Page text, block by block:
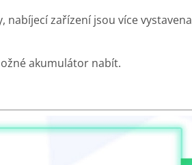
zařízení jsou více vystavena
akumulátor nabít.